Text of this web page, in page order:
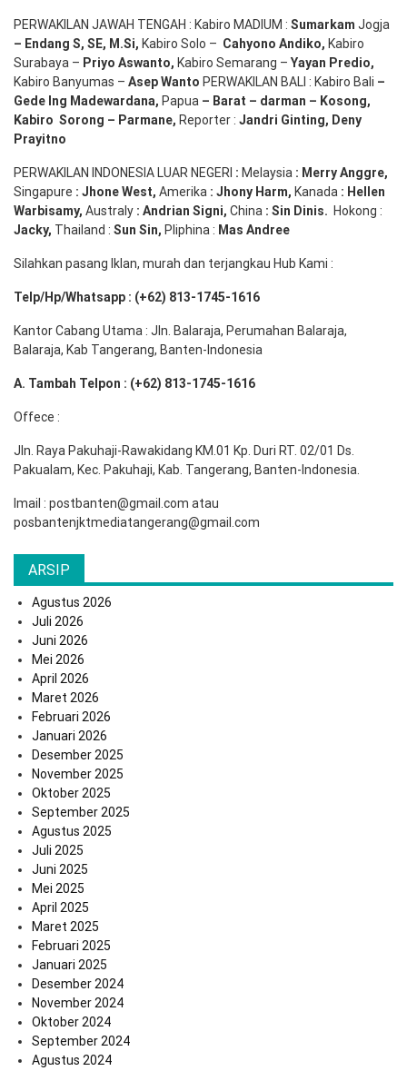
PERWAKILAN JAWAH TENGAH : Kabiro MADIUM : Sumarkam Jogja
– Endang S, SE, M.Si, Kabiro Solo – Cahyono Andiko, Kabiro
Surabaya – Priyo Aswanto, Kabiro Semarang – Yayan Predio,
Kabiro Banyumas – AsepWanto PERWAKILAN BALI : Kabiro Bali –
Gede Ing Madewardana, Papua – Barat – darman – Kosong,
Kabiro Sorong – Parmane, Reporter : Jandri Ginting, Deny
Prayitno
PERWAKILAN INDONESIA LUAR NEGERI : Melaysia : MerryAnggre,
Singapure : JhoneWest, Amerika : Jhony Harm, Kanada : Hellen
Warbisamy, Australy : Andrian Signi, China : Sin Dinis. Hokong :
Jacky, Thailand : Sun Sin, Pliphina : Mas Andree
Silahkan pasang Iklan, murah dan terjangkau Hub Kami :
Telp/Hp/Whatsapp : (+62) 813-1745-1616
Kantor Cabang Utama : Jln. Balaraja, Perumahan Balaraja,
Balaraja, Kab Tangerang, Banten-Indonesia
A. Tambah Telpon : (+62) 813-1745-1616
Offece :
Jln. Raya Pakuhaji-Rawakidang KM.01 Kp. Duri RT. 02/01 Ds.
Pakualam, Kec. Pakuhaji, Kab. Tangerang, Banten-Indonesia.
Imail : postbanten@gmail.com atau
posbantenjktmediatangerang@gmail.com
ARSIP
Agustus 2026
Juli 2026
Juni 2026
Mei 2026
April 2026
Maret 2026
Februari 2026
Januari 2026
Desember 2025
November 2025
Oktober 2025
September 2025
Agustus 2025
Juli 2025
Juni 2025
Mei 2025
April 2025
Maret 2025
Februari 2025
Januari 2025
Desember 2024
November 2024
Oktober 2024
September 2024
Agustus 2024